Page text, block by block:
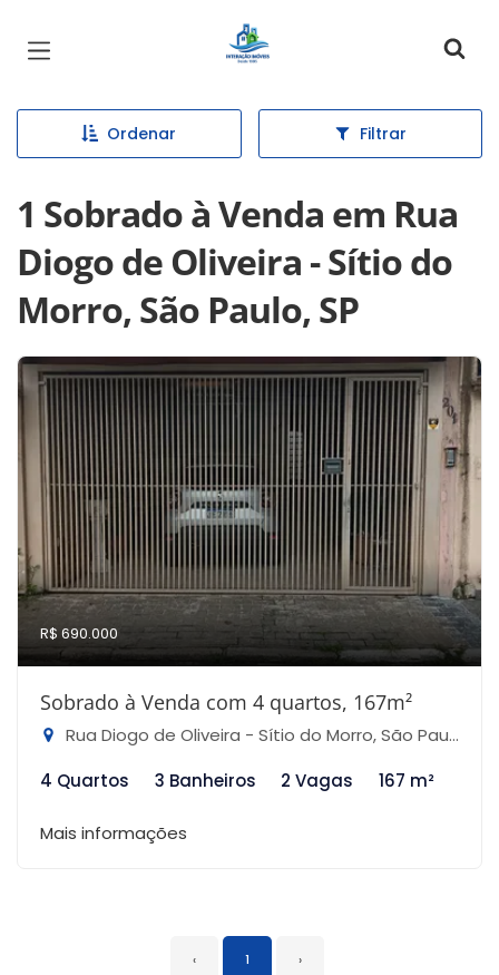
Página inicial
Ordenar Filtrar
1 Sobrado à Venda em Rua
Diogo de Oliveira - Sítio do
Morro, São Paulo, SP
R$ 690.000
Sobrado à Venda com 4 quartos, 167m²
Rua Diogo de Oliveira - Sítio do Morro, São Paulo-SP
4 Quartos
3 Banheiros 2 Vagas 167 m²
Mais informações
‹ 1 ›